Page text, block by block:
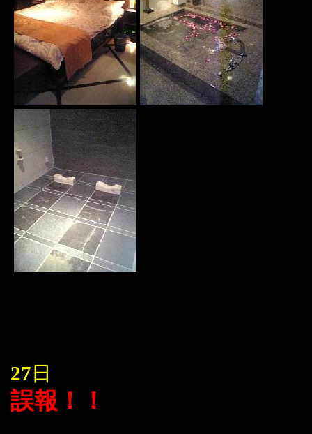
27 日
誤報！！